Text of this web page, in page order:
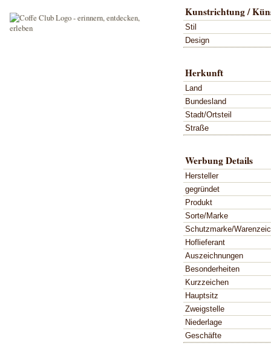
Kunstrichtung /
Stil
Design
Herkunft
Land
Bundesland
Stadt/Ortsteil
Straße
Werbung Details
Hersteller
gegründet
Produkt
Sorte/Marke
Schutzmarke/
Hoflieferant
Auszeichnungen
Besonderheiten
Kurzzeichen
Hauptsitz
Zweigstelle
Niederlage
Geschäfte